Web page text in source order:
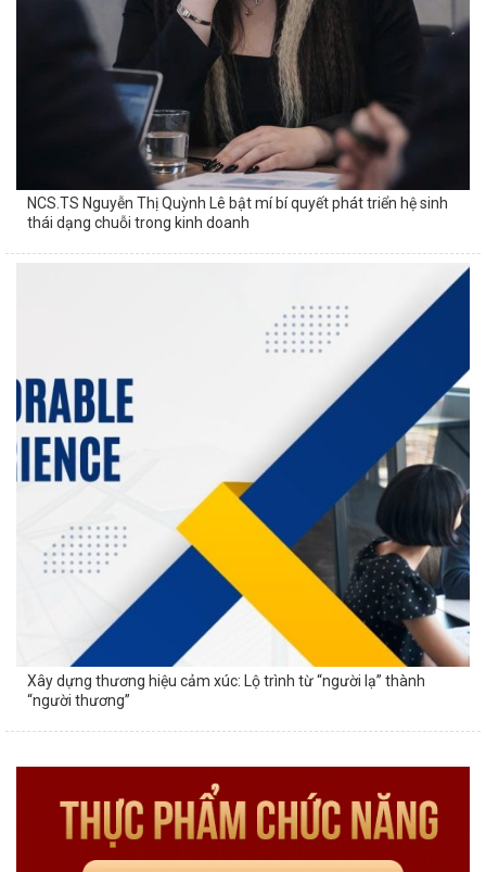
NCS.TS Nguyễn Thị Quỳnh Lê bật mí bí quyết phát triển hệ sinh
thái dạng chuỗi trong kinh doanh
Xây dựng thương hiệu cảm xúc: Lộ trình từ “người lạ” thành
“người thương”